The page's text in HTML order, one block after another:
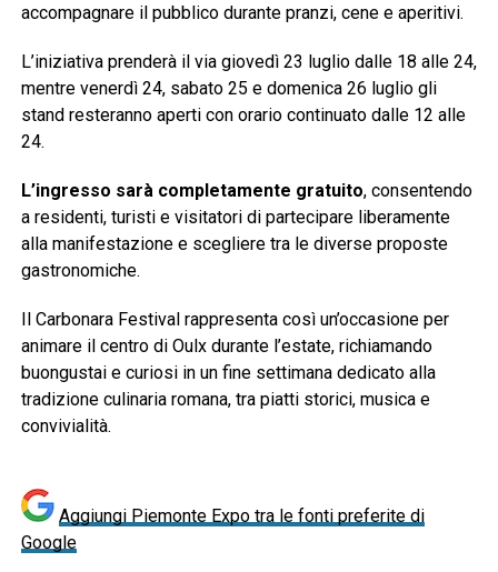
accompagnare il pubblico durante pranzi, cene e aperitivi.
L’iniziativa prenderà il via giovedì 23 luglio dalle 18 alle 24,
mentre venerdì 24, sabato 25 e domenica 26 luglio gli
stand resteranno aperti con orario continuato dalle 12 alle
24.
L’ingresso sarà completamente gratuito, consentendo
a residenti, turisti e visitatori di partecipare liberamente
alla manifestazione e scegliere tra le diverse proposte
gastronomiche.
Il Carbonara Festival rappresenta così un’occasione per
animare il centro di Oulx durante l’estate, richiamando
buongustai e curiosi in un fine settimana dedicato alla
tradizione culinaria romana, tra piatti storici, musica e
convivialità.
Aggiungi Piemonte Expo tra le fonti preferite di
Google